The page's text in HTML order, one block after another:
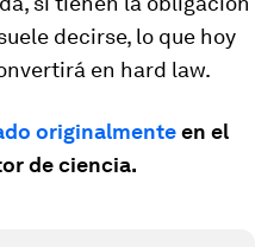
decirse, lo que hoy
en hard law.
originalmenteen el
de ciencia.